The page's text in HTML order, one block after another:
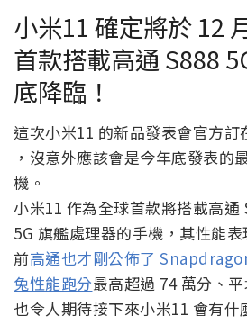
小米11 確定將於 12
首款搭載高通 S888
底降臨！
這次小米11 的新品發表會官方訂
，沒意外應該會是今年底發表的
機。
小米11 作為全球首款將搭載高
5G 旗艦處理器的手機，其性能
前高通也才剛公佈了
兔性能跑分最高超過 74 萬分、
也令人期待接下來小米11 會有什